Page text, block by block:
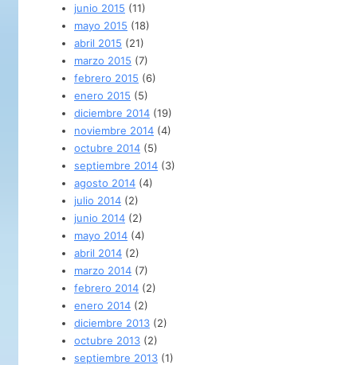
junio 2015 (11)
mayo 2015 (18)
abril 2015 (21)
marzo 2015 (7)
febrero 2015 (6)
enero 2015 (5)
diciembre 2014 (19)
noviembre 2014 (4)
octubre 2014 (5)
septiembre 2014 (3)
agosto 2014 (4)
julio 2014 (2)
junio 2014 (2)
mayo 2014 (4)
abril 2014 (2)
marzo 2014 (7)
febrero 2014 (2)
enero 2014 (2)
diciembre 2013 (2)
octubre 2013 (2)
septiembre 2013 (1)